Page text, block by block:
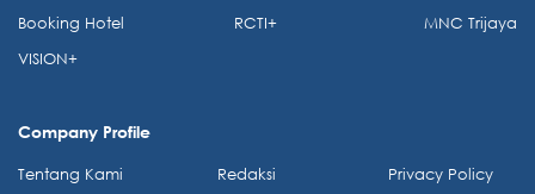
Booking Hotel
VISION+
RCTI+
MNC Trijaya
Company Profile
Tentang Kami Redaksi Privacy Policy